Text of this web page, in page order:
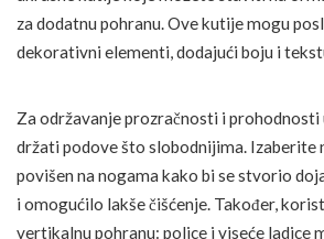
za dodatnu pohranu. Ove kutije mogu
dekorativni elementi, dodajući boju i
Za održavanje prozračnosti i prohodnosti
držati podove što slobodnijima. Izaberite
povišen na nogama kako bi se stvorio
i omogućilo lakše čišćenje. Također,
vertikalnu pohranu: police i viseće ladice